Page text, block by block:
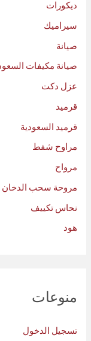
ديكورات
سيراميك
صيانة
صيانة مكيفات
عزل دكت
قرميد
قرميد السعودية
مراوح شفط
مرواح
مروحة سحب الدخان
نحاس تكييف
هود
منوعات
تسجيل الدخول